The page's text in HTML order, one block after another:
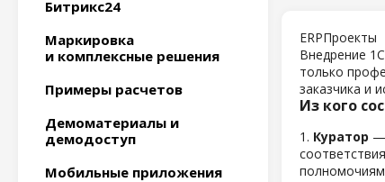
Битрикс24
Маркировка
и комплексные решения
Примеры расчетов
Демоматериалы и
демодоступ
Мобильные приложения
ERPПроекты
Внедрение
только
заказчика и
Из кого
1. Куратор —